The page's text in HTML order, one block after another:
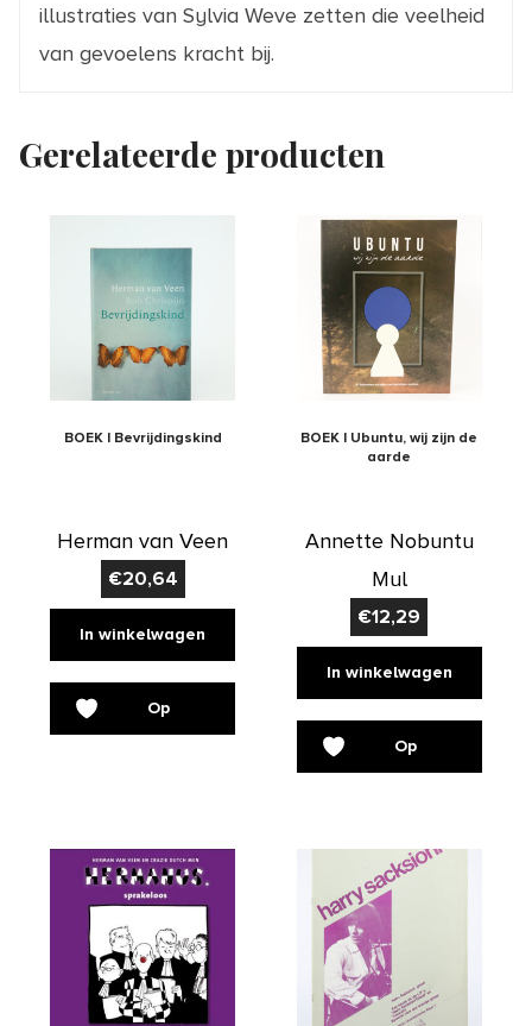
illustraties van Sylvia Weve zetten die veelheid
van gevoelens kracht bij.
Gerelateerde producten
BOEK | Bevrijdingskind
Herman van Veen
€20,64
In winkelwagen
Op
BOEK | Ubuntu, wij zijn de
aarde
Annette Nobuntu
Mul
€12,29
In winkelwagen
Op